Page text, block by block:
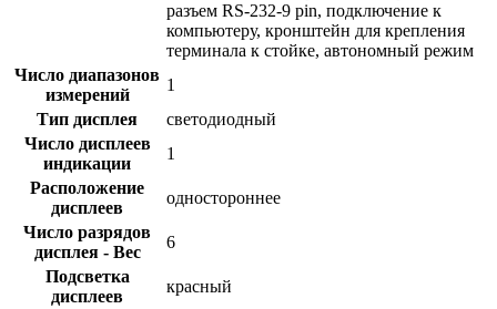
разъем RS-232-9 pin, подключение к
компьютеру, кронштейн для крепления
терминала к стойке, автономный режим
Число диапазонов
измерений
1
Тип дисплея
светодиодный
Число дисплеев
индикации
1
Расположение
дисплеев
одностороннее
Число разрядов
дисплея - Вес
6
Подсветка
дисплеев
красный